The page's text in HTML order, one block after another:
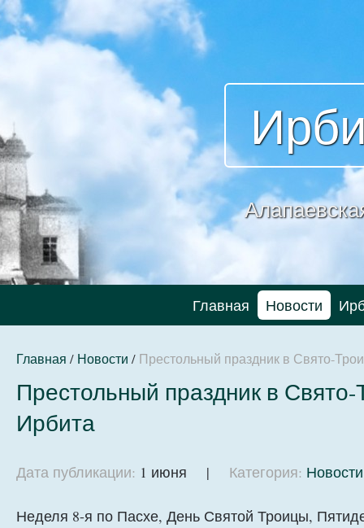
Главная Новости
Главная / Новости / Престольный праздник в Свято-
Престольный праздник в
Ирбита
Дата публикации: 1 июня | Категория: Новости
Неделя 8-я по Пасхе, День Святой Троицы,